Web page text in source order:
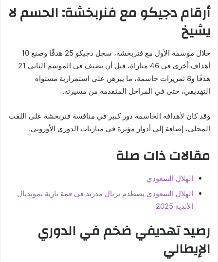
أرقام دجيكو مع فنربخشة: الحسم لا
يشيخ
خلال موسمه الأول مع فنربخشة، سجل دجيكو 25 هدفًا وصنع 10
أهداف أخرى في 46 مباراة، قبل أن يضيف في الموسم الثاني 21
هدفًا و8 تمريرات حاسمة، ما يبرهن على استمرارية مستواه
التهديفي، حتى في المراحل المتقدمة من مسيرته.
وقد كان لأهدافه الحاسمة دور كبير في منافسة فنربخشة على اللقب
المحلي، إضافة إلى أدوار مؤثرة في مباريات الدوري الأوروبي.
مقالات ذات صلة
الهلال السعودي
الهلال السعودي يصطدم بريال مدريد في قمة نارية بمونديال
الأندية 2025
رصيد تهديفي ضخم في الدوري
الإيطالي